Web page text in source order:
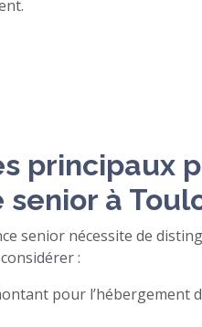
principaux
à
senior nécessite de
:
pour l’hébergement